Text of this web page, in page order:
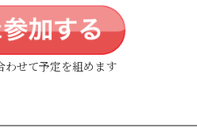
せて予定を組めます